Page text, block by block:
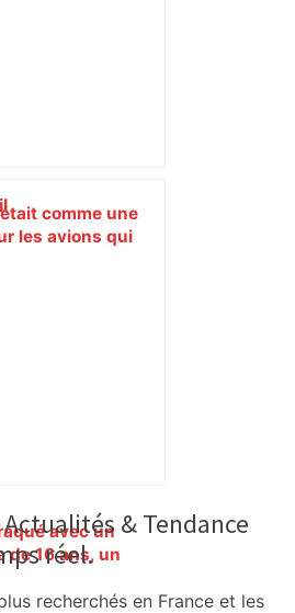
comme une
les avions qui
avec un
de 16 ans, un
& Tendance
réel.
recherchés en France et les